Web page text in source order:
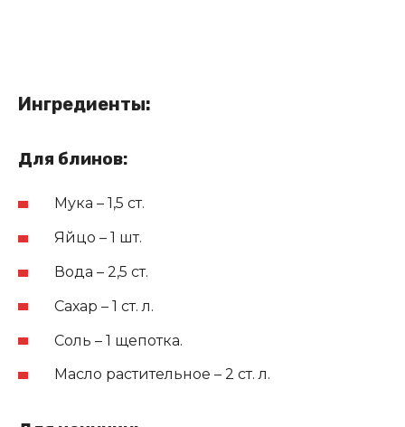
Ингредиенты:
Для блинов:
Мука – 1,5 ст.
Яйцо – 1 шт.
Вода – 2,5 ст.
Сахар – 1 ст. л.
Соль – 1 щепотка.
Масло растительное – 2 ст. л.